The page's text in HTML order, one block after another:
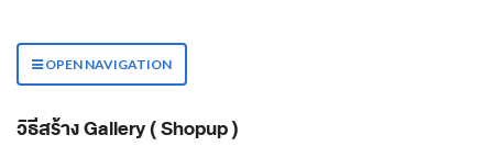
OPEN NAVIGATION
วิธีสร้าง Gallery ( Shopup )